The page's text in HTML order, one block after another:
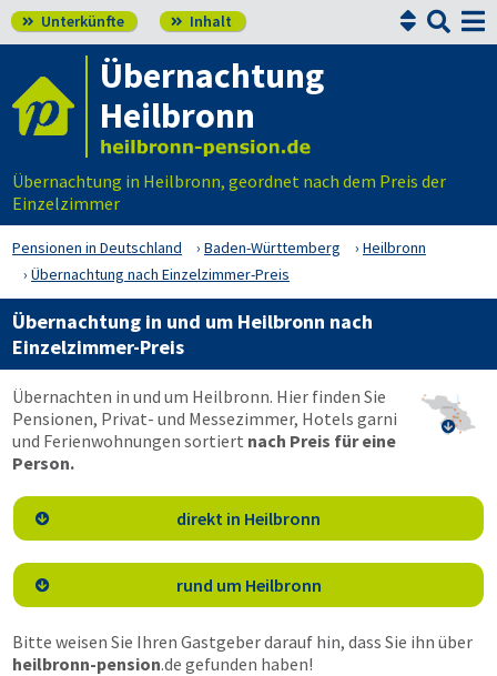
 Unterkünfte  Inhalt 

Übernachtung
Heilbronn
Übernachtung in Heilbronn, geordnet nach dem Preis der
Einzelzimmer
Pensionen in Deutschland Baden-Württemberg
Heilbronn
Übernachtung nach Einzelzimmer-Preis
Übernachtung in und um Heilbronn nach
Einzelzimmer-Preis

Übernachten in und um Heilbronn. Hier finden Sie
Pensionen, Privat- und Messezimmer, Hotels garni
und Ferienwohnungen sortiert nach Preis für eine
Person.
 direkt in Heilbronn
 rund um Heilbronn
Bitte weisen Sie Ihren Gastgeber darauf hin, dass Sie ihn über
heilbronn-pension.de gefunden haben!